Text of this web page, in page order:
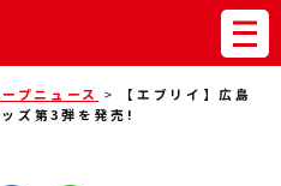
プニュース >
【エブリイ】広島
ズ第3弾を発売!